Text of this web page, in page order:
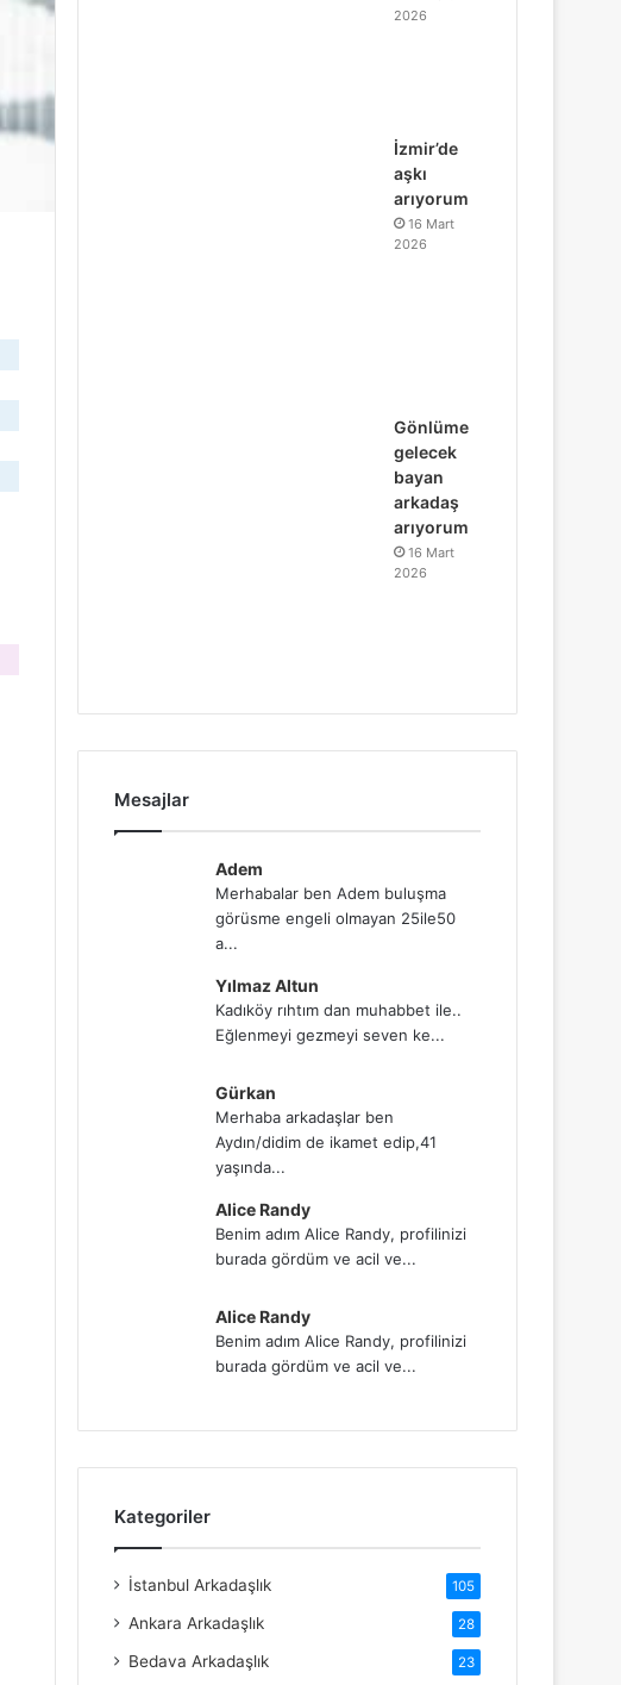
2026
İzmir’de
aşkı
arıyorum
16 Mart
2026
Gönlüme
gelecek
bayan
arkadaş
arıyorum
16 Mart
2026
Mesajlar
Adem
Merhabalar ben Adem buluşma
görüsme engeli olmayan 25ile50
a...
Yılmaz Altun
Kadıköy rıhtım dan muhabbet ile..
Eğlenmeyi gezmeyi seven ke...
Gürkan
Merhaba arkadaşlar ben
Aydın/didim de ikamet edip,41
yaşında...
Alice Randy
Benim adım Alice Randy, profilinizi
burada gördüm ve acil ve...
Alice Randy
Benim adım Alice Randy, profilinizi
burada gördüm ve acil ve...
Kategoriler
İstanbul Arkadaşlık 105
Ankara Arkadaşlık 28
Bedava Arkadaşlık 23